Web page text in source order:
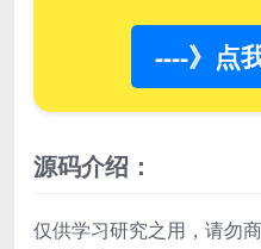
----》点
源码介绍：
仅供学习研究之用，请勿